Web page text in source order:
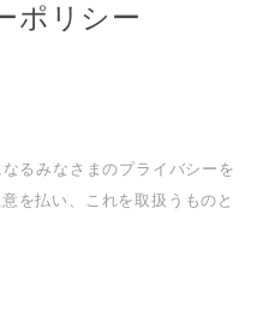
ポリシー
るみなさまのプライバシーを
を払い、これを取扱うものと